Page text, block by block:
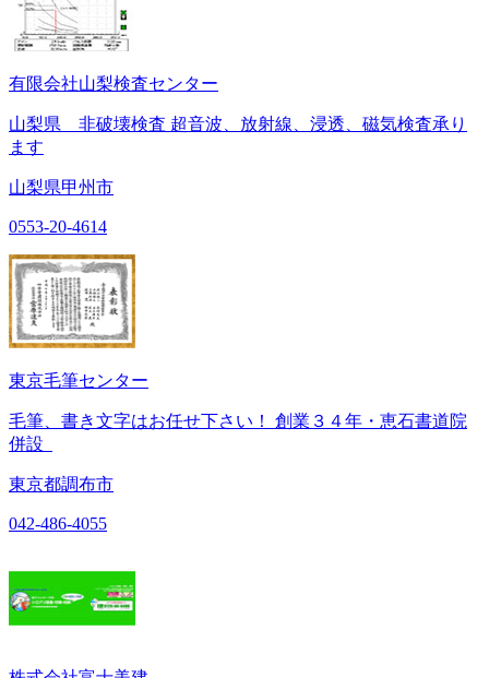
有限会社山梨検査センター
山梨県 非破壊検査 超音波、放射線、浸透、磁気検査承り
ます
山梨県甲州市
0553-20-4614
東京毛筆センター
毛筆、書き文字はお任せ下さい！ 創業３４年・恵石書道院
併設
東京都調布市
042-486-4055